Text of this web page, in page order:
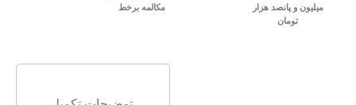
میلیون و پانصد هزار
تومان
مکالمه برخط